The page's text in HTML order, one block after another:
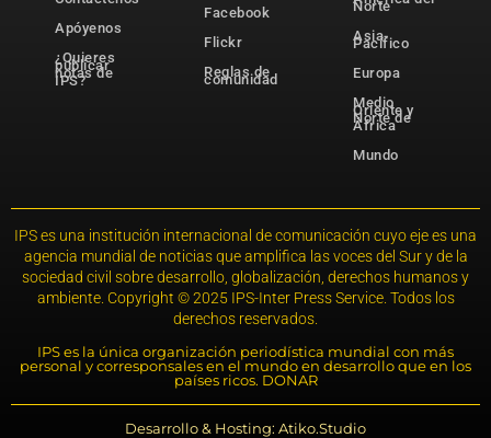
Apóyenos
¿Quieres
publicar
notas de
IPS?
Facebook
Flickr
Reglas de
comunidad
Norte
Asia-
Pacífico
Europa
Medio
Oriente y
Norte de
África
Mundo
IPS es una institución internacional de comunicación cuyo eje es una
agencia mundial de noticias que amplifica las voces del Sur y de la
sociedad civil sobre desarrollo, globalización, derechos humanos y
ambiente. Copyright © 2025 IPS-Inter Press Service. Todos los
derechos reservados.
IPS es la única organización periodística mundial con más
personal y corresponsales en el mundo en desarrollo que en los
países ricos. DONAR
Desarrollo & Hosting: Atiko.Studio